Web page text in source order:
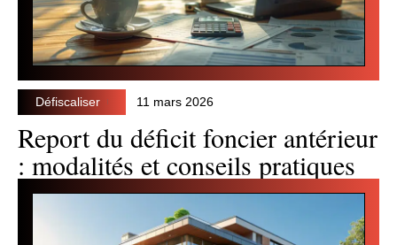
Défiscaliser 11 mars 2026
Report du déficit foncier antérieur
: modalités et conseils pratiques